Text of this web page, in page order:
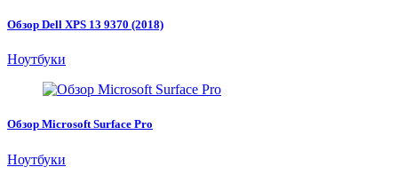
Обзор Dell XPS 13 9370 (2018)
Ноутбуки
Обзор Microsoft Surface Pro
Ноутбуки